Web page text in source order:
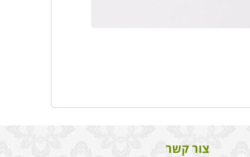
צור קשר